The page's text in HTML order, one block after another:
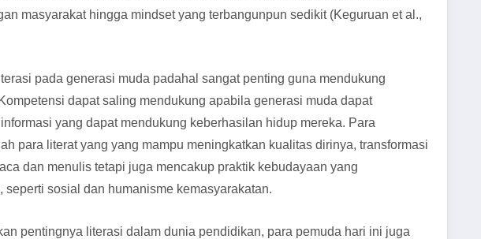
masyarakat hingga mindset yang terbangunpun sedikit (Keguruan et al.,
pada generasi muda padahal sangat penting guna mendukung
dapat saling mendukung apabila generasi muda dapat
yang dapat mendukung keberhasilan hidup mereka. Para
para literat yang yang mampu meningkatkan kualitas dirinya, transformasi
dan menulis tetapi juga mencakup praktik kebudayaan yang
sosial dan humanisme kemasyarakatan.
pentingnya literasi dalam dunia pendidikan, para pemuda hari ini juga